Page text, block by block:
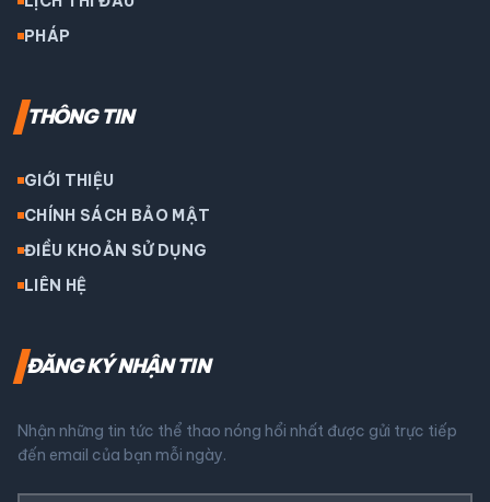
PHÁP
THÔNG TIN
GIỚI THIỆU
CHÍNH SÁCH BẢO MẬT
ĐIỀU KHOẢN SỬ DỤNG
LIÊN HỆ
ĐĂNG KÝ NHẬN TIN
Nhận những tin tức thể thao nóng hổi nhất được gửi trực tiếp
đến email của bạn mỗi ngày.